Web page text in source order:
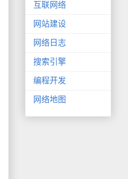
互联网络
网站建设
网络日志
搜索引擎
编程开发
网络地图